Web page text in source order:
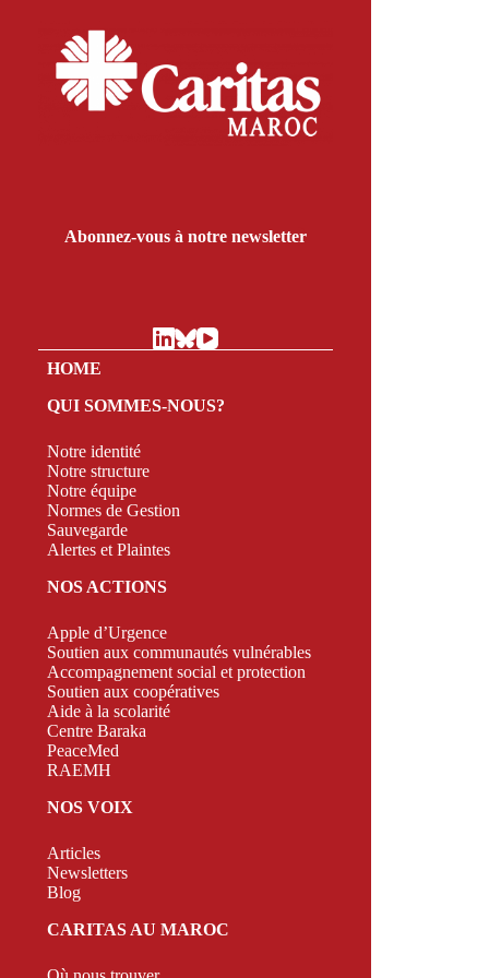
Abonnez-vous à notre newsletter
HOME
QUI SOMMES-NOUS?
Notre identité
Notre structure
Notre équipe
Normes de Gestion
Sauvegarde
Alertes et Plaintes
NOS ACTIONS
Apple d’Urgence
Soutien aux communautés vulnérables
Accompagnement social et protection
Soutien aux coopératives
Aide à la scolarité
Centre Baraka
PeaceMed
RAEMH
NOS VOIX
Articles
Newsletters
Blog
CARITAS AU MAROC